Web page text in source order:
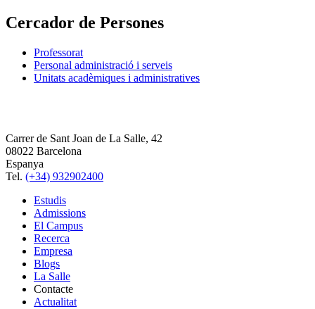
Cercador de Persones
Professorat
Personal administració i serveis
Unitats acadèmiques i administratives
Carrer de Sant Joan de La Salle, 42
08022 Barcelona
Espanya
Tel. (+34) 932902400
Estudis
Admissions
El Campus
Recerca
Empresa
Blogs
La Salle
Contacte
Actualitat